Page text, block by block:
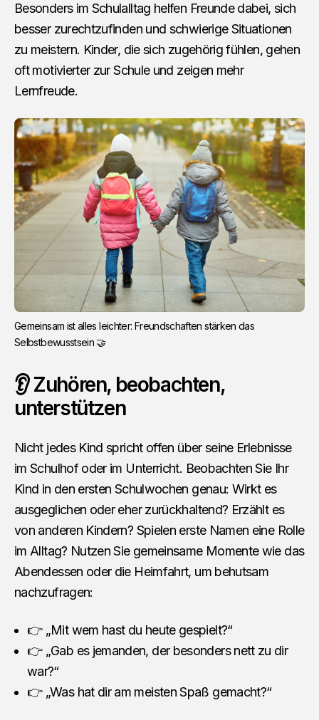
Besonders im Schulalltag helfen Freunde dabei, sich
besser zurechtzufinden und schwierige Situationen
zu meistern. Kinder, die sich zugehörig fühlen, gehen
oft motivierter zur Schule und zeigen mehr
Lernfreude.
Gemeinsam ist alles leichter: Freundschaften stärken das
Selbstbewusstsein 🤝
👂 Zuhören, beobachten,
unterstützen
Nicht jedes Kind spricht offen über seine Erlebnisse
im Schulhof oder im Unterricht. Beobachten Sie Ihr
Kind in den ersten Schulwochen genau: Wirkt es
ausgeglichen oder eher zurückhaltend? Erzählt es
von anderen Kindern? Spielen erste Namen eine Rolle
im Alltag? Nutzen Sie gemeinsame Momente wie das
Abendessen oder die Heimfahrt, um behutsam
nachzufragen:
👉 „Mit wem hast du heute gespielt?“
👉 „Gab es jemanden, der besonders nett zu dir
war?“
👉 „Was hat dir am meisten Spaß gemacht?“